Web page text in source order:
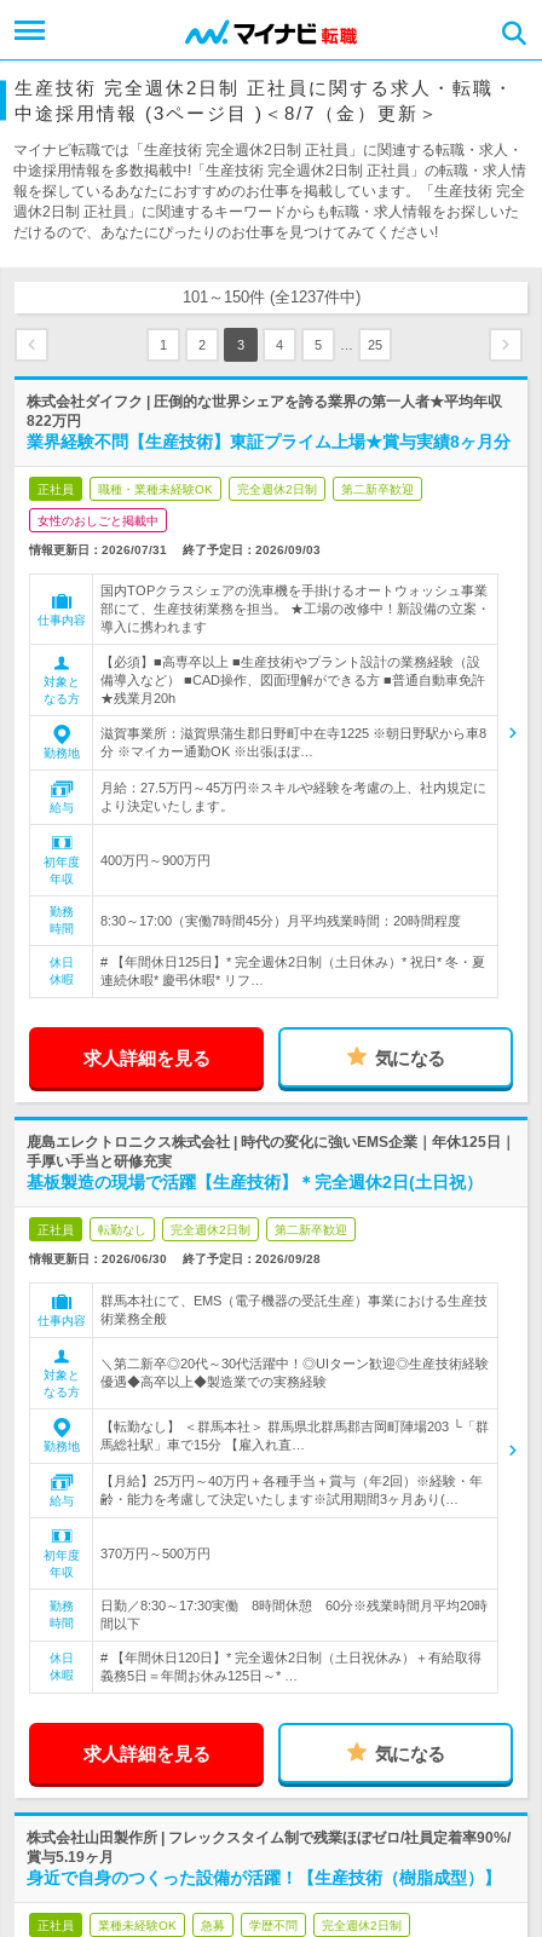
生産技術 完全週休2日制 正社員に関する求人・転職・
中途採用情報 (3ページ目 )＜8/7（金）更新＞
マイナビ転職では「生産技術 完全週休2日制 正社員」に関連する転職・求人・
中途採用情報を多数掲載中!「生産技術 完全週休2日制 正社員」の転職・求人情
報を探しているあなたにおすすめのお仕事を掲載しています。「生産技術 完全
週休2日制 正社員」に関連するキーワードからも転職・求人情報をお探しいた
だけるので、あなたにぴったりのお仕事を見つけてみてください!
101～150件 (全1237件中)
1 2 3 4 5 25
株式会社ダイフク | 圧倒的な世界シェアを誇る業界の第一人者★平均年収
822万円
業界経験不問【生産技術】東証プライム上場★賞与実績8ヶ月分
正社員 職種・業種未経験OK 完全週休2日制 第二新卒歓迎
女性のおしごと掲載中
情報更新日：2026/07/31 終了予定日： 2026/09/03
仕事内容
国内TOPクラスシェアの洗車機を手掛けるオートウォッシュ事業
部にて、生産技術業務を担当。 ★工場の改修中！新設備の立案・
導入に携われます
対象と
なる方
【必須】■高専卒以上 ■生産技術やプラント設計の業務経験（設
備導入など） ■CAD操作、図面理解ができる方 ■普通自動車免許
★残業月20h
勤務地
滋賀事業所：滋賀県蒲生郡日野町中在寺1225 ※朝日野駅から車8
分 ※マイカー通勤OK ※出張ほぼ…
給与
月給：27.5万円～45万円※スキルや経験を考慮の上、社内規定に
より決定いたします。
初年度
年収
400万円～900万円
勤務
時間
8:30～17:00（実働7時間45分）月平均残業時間：20時間程度
休日
休暇
# 【年間休日125日】* 完全週休2日制（土日休み）* 祝日* 冬・夏
連続休暇* 慶弔休暇* リフ…
求人詳細を見る 気になる
鹿島エレクトロニクス株式会社 | 時代の変化に強いEMS企業｜年休125日｜
手厚い手当と研修充実
基板製造の現場で活躍【生産技術】＊完全週休2日(土日祝）
正社員 転勤なし 完全週休2日制 第二新卒歓迎
情報更新日：2026/06/30 終了予定日： 2026/09/28
仕事内容
群馬本社にて、EMS（電子機器の受託生産）事業における生産技
術業務全般
対象と
なる方
＼第二新卒◎20代～30代活躍中！◎UIターン歓迎◎生産技術経験
優遇◆高卒以上◆製造業での実務経験
勤務地
【転勤なし】 ＜群馬本社＞ 群馬県北群馬郡吉岡町陣場203 └「群
馬総社駅」車で15分 【雇入れ直…
給与
【月給】25万円～40万円＋各種手当＋賞与（年2回）※経験・年
齢・能力を考慮して決定いたします※試用期間3ヶ月あり(…
初年度
年収
370万円～500万円
勤務
時間
日勤／8:30～17:30実働 8時間休憩 60分※残業時間月平均20時
間以下
休日
休暇
# 【年間休日120日】* 完全週休2日制（土日祝休み）＋有給取得
義務5日＝年間お休み125日～* …
求人詳細を見る 気になる
株式会社山田製作所 | フレックスタイム制で残業ほぼゼロ/社員定着率90%/
賞与5.19ヶ月
身近で自身のつくった設備が活躍！【生産技術（樹脂成型）】
正社員 業種未経験OK 急募 学歴不問 完全週休2日制